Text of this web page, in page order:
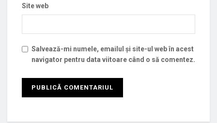
Site web
Salvează-mi numele, emailul și site-ul web în acest
navigator pentru data viitoare când o să comentez.